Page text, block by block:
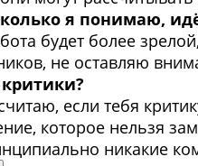
я понимаю,
будет более
не оставляю
если тебя
которое нельзя
никакие